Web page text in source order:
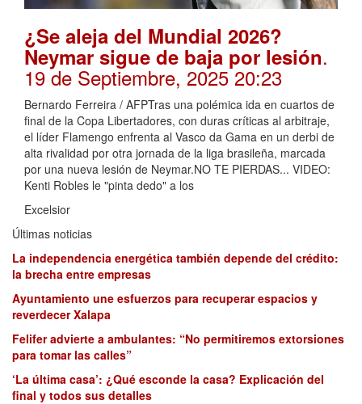
¿Se aleja del Mundial 2026?
Neymar sigue de baja por lesión.
19 de Septiembre, 2025 20:23
Bernardo Ferreira / AFPTras una polémica ida en cuartos de
final de la Copa Libertadores, con duras críticas al arbitraje,
el líder Flamengo enfrenta al Vasco da Gama en un derbi de
alta rivalidad por otra jornada de la liga brasileña, marcada
por una nueva lesión de Neymar.NO TE PIERDAS... VIDEO:
Kenti Robles le "pinta dedo" a los
Excelsior
Últimas noticias
La independencia energética también depende del crédito:
la brecha entre empresas
Ayuntamiento une esfuerzos para recuperar espacios y
reverdecer Xalapa
Felifer advierte a ambulantes: “No permitiremos extorsiones
para tomar las calles”
‘La última casa’: ¿Qué esconde la casa? Explicación del
final y todos sus detalles